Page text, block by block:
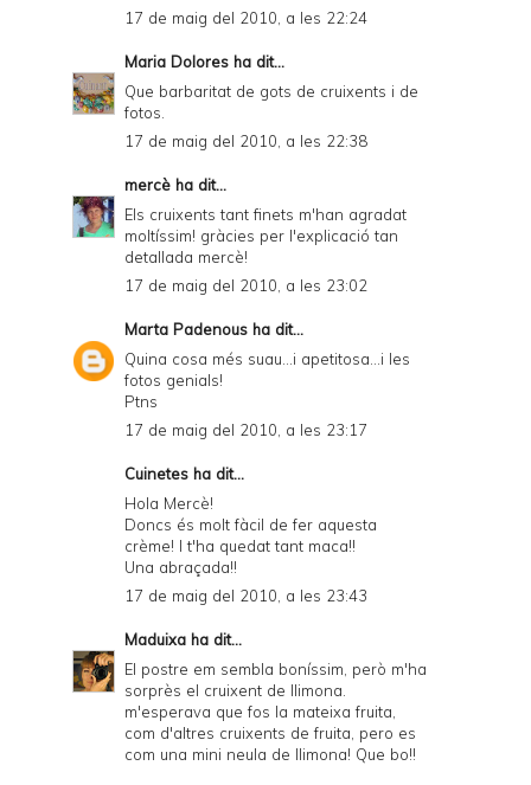
17 de maig del 2010, a les 22:24
Maria Dolores ha dit...
Que barbaritat de gots de cruixents i de
fotos.
17 de maig del 2010, a les 22:38
mercè ha dit...
Els cruixents tant finets m'han agradat
moltíssim! gràcies per l'explicació tan
detallada mercè!
17 de maig del 2010, a les 23:02
Marta Padenous ha dit...
Quina cosa més suau...i apetitosa...i les
fotos genials!
Ptns
17 de maig del 2010, a les 23:17
Cuinetes ha dit...
Hola Mercè!
Doncs és molt fàcil de fer aquesta
crème! I t'ha quedat tant maca!!
Una abraçada!!
17 de maig del 2010, a les 23:43
Maduixa ha dit...
El postre em sembla boníssim, però m'ha
sorprès el cruixent de llimona.
m'esperava que fos la mateixa fruita,
com d'altres cruixents de fruita, pero es
com una mini neula de llimona! Que bo!!